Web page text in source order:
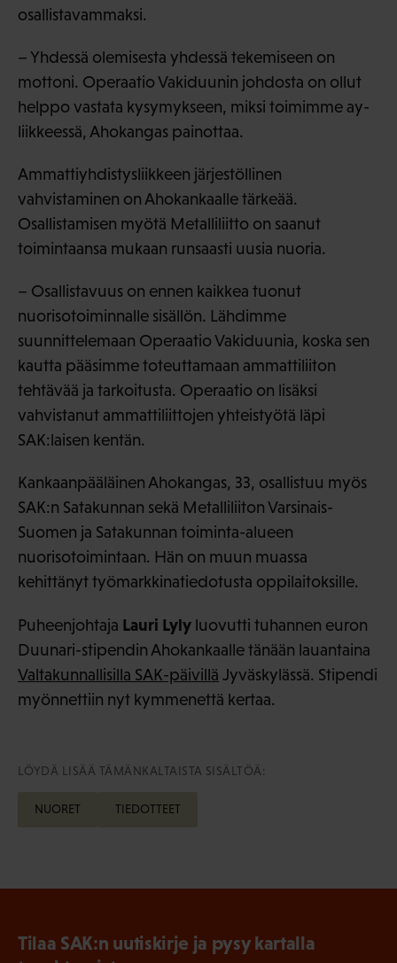
osallistavammaksi.
– Yhdessä olemisesta yhdessä tekemiseen on
mottoni. Operaatio Vakiduunin johdosta on ollut
helppo vastata kysymykseen, miksi toimimme ay-
liikkeessä, Ahokangas painottaa.
Ammattiyhdistysliikkeen järjestöllinen
vahvistaminen on Ahokankaalle tärkeää.
Osallistamisen myötä Metalliliitto on saanut
toimintaansa mukaan runsaasti uusia nuoria.
– Osallistavuus on ennen kaikkea tuonut
nuorisotoiminnalle sisällön. Lähdimme
suunnittelemaan Operaatio Vakiduunia, koska sen
kautta pääsimme toteuttamaan ammattiliiton
tehtävää ja tarkoitusta. Operaatio on lisäksi
vahvistanut ammattiliittojen yhteistyötä läpi
SAK:laisen kentän.
Kankaanpääläinen Ahokangas, 33, osallistuu myös
SAK:n Satakunnan sekä Metalliliiton Varsinais-
Suomen ja Satakunnan toiminta-alueen
nuorisotoimintaan. Hän on muun muassa
kehittänyt työmarkkinatiedotusta oppilaitoksille.
Puheenjohtaja Lauri Lyly luovutti tuhannen euron
Duunari-stipendin Ahokankaalle tänään lauantaina
Valtakunnallisilla SAK-päivillä Jyväskylässä. Stipendi
myönnettiin nyt kymmenettä kertaa.
LÖYDÄ LISÄÄ TÄMÄNKALTAISTA SISÄLTÖÄ:
NUORET TIEDOTTEET
Tilaa SAK:n uutiskirje ja pysy kartalla